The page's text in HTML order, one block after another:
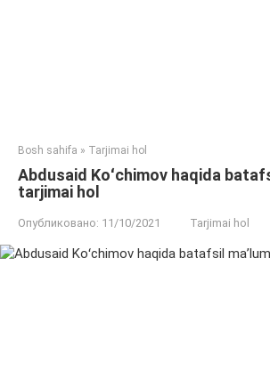
Bosh sahifa » Tarjimai hol
Abdusaid Koʻchimov haqida
tarjimai hol
Опубликовано: 11/10/2021 Tarjimai hol